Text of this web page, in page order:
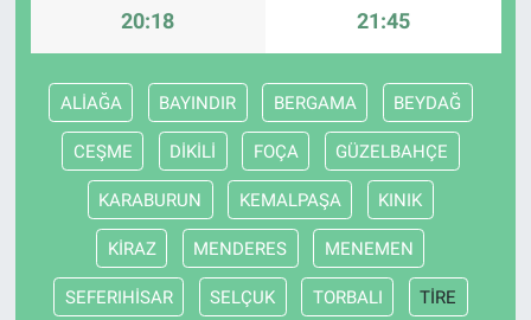
20:18 21:45
ALİAĞA BAYINDIR BERGAMA BEYDAĞ
CEŞME DİKİLİ FOÇA GÜZELBAHÇE
KARABURUN KEMALPAŞA KINIK
KİRAZ MENDERES MENEMEN
SEFERIHİSAR SELÇUK TORBALI TİRE